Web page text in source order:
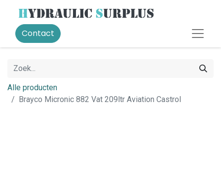
Contact
Alle producten
Brayco Micronic 882 Vat 209ltr Aviation Castrol